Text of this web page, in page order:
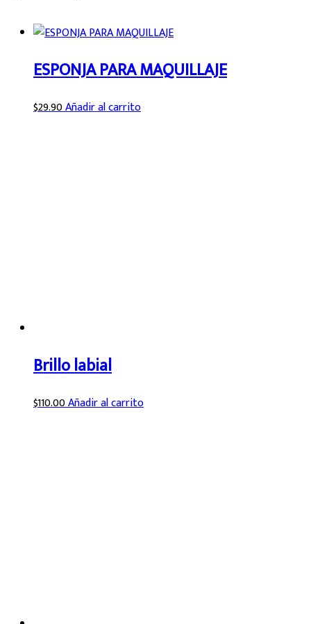
ESPONJA PARA MAQUILLAJE
$29.90Añadir al carrito
Brillo labial
$110.00Añadir al carrito